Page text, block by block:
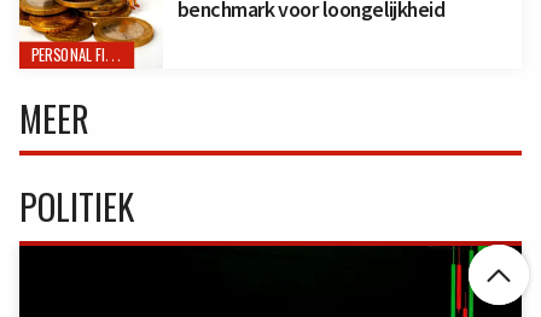
PERSONAL FINANCE
benchmark voor loongelijkheid
MEER
POLITIEK
